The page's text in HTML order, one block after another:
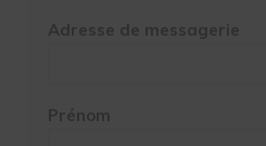
Adresse de messagerie
Prénom